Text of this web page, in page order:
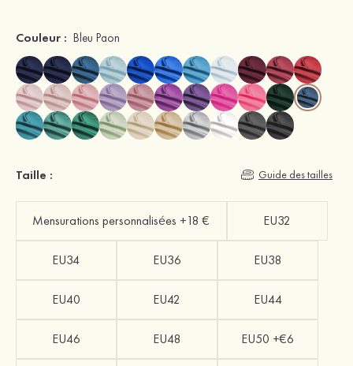
Couleur : Bleu Paon
Taille : Guide des tailles
Mensurations personnalisées +18 € EU32
EU34 EU36 EU38
EU40 EU42 EU44
EU46 EU48 EU50 +€6